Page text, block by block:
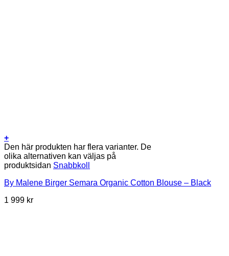
+
Den här produkten har flera varianter. De
olika alternativen kan väljas på
produktsidan Snabbkoll
By Malene Birger Semara Organic Cotton Blouse – Black
1 999 kr